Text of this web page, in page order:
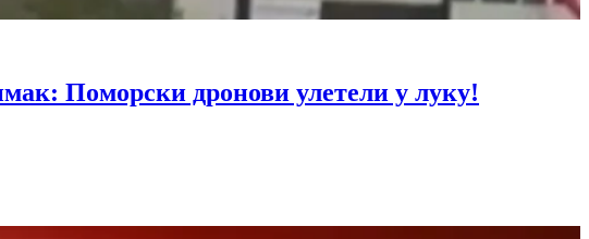
Поморски дронови улетели у луку!